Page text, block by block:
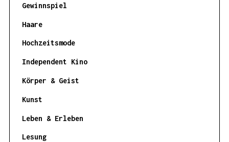
Gewinnspiel
Haare
Hochzeitsmode
Independent Kino
Körper & Geist
Kunst
Leben & Erleben
Lesung